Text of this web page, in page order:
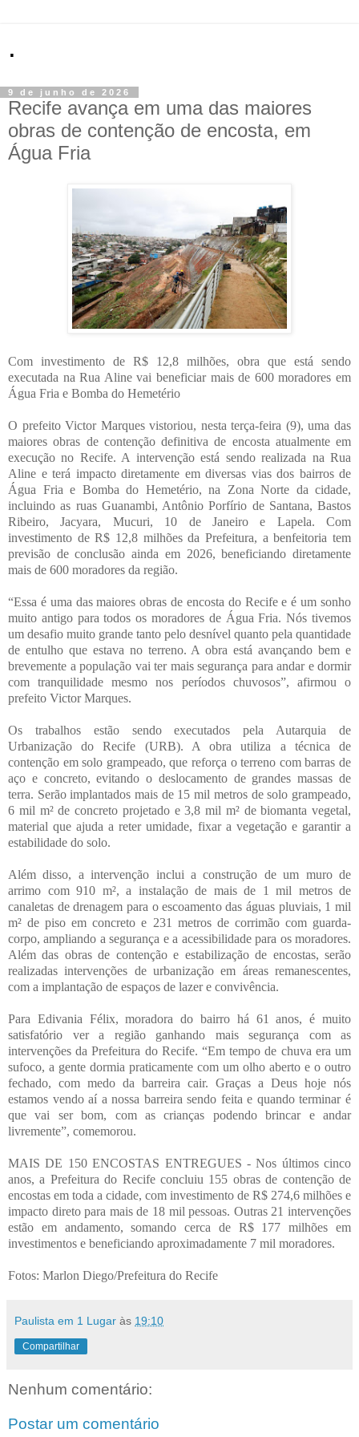
.
9 de junho de 2026
Recife avança em uma das maiores
obras de contenção de encosta, em
Água Fria
Com investimento de R$ 12,8 milhões, obra que está sendo
executada na Rua Aline vai beneficiar mais de 600 moradores em
Água Fria e Bomba do Hemetério
O prefeito Victor Marques vistoriou, nesta terça-feira (9), uma das
maiores obras de contenção definitiva de encosta atualmente em
execução no Recife. A intervenção está sendo realizada na Rua
Aline e terá impacto diretamente em diversas vias dos bairros de
Água Fria e Bomba do Hemetério, na Zona Norte da cidade,
incluindo as ruas Guanambi, Antônio Porfírio de Santana, Bastos
Ribeiro, Jacyara, Mucuri, 10 de Janeiro e Lapela. Com
investimento de R$ 12,8 milhões da Prefeitura, a benfeitoria tem
previsão de conclusão ainda em 2026, beneficiando diretamente
mais de 600 moradores da região.
“Essa é uma das maiores obras de encosta do Recife e é um sonho
muito antigo para todos os moradores de Água Fria. Nós tivemos
um desafio muito grande tanto pelo desnível quanto pela quantidade
de entulho que estava no terreno. A obra está avançando bem e
brevemente a população vai ter mais segurança para andar e dormir
com tranquilidade mesmo nos períodos chuvosos”, afirmou o
prefeito Victor Marques.
Os trabalhos estão sendo executados pela Autarquia de
Urbanização do Recife (URB). A obra utiliza a técnica de
contenção em solo grampeado, que reforça o terreno com barras de
aço e concreto, evitando o deslocamento de grandes massas de
terra. Serão implantados mais de 15 mil metros de solo grampeado,
6 mil m² de concreto projetado e 3,8 mil m² de biomanta vegetal,
material que ajuda a reter umidade, fixar a vegetação e garantir a
estabilidade do solo.
Além disso, a intervenção inclui a construção de um muro de
arrimo com 910 m², a instalação de mais de 1 mil metros de
canaletas de drenagem para o escoamento das águas pluviais, 1 mil
m² de piso em concreto e 231 metros de corrimão com guarda-
corpo, ampliando a segurança e a acessibilidade para os moradores.
Além das obras de contenção e estabilização de encostas, serão
realizadas intervenções de urbanização em áreas remanescentes,
com a implantação de espaços de lazer e convivência.
Para Edivania Félix, moradora do bairro há 61 anos, é muito
satisfatório ver a região ganhando mais segurança com as
intervenções da Prefeitura do Recife. “Em tempo de chuva era um
sufoco, a gente dormia praticamente com um olho aberto e o outro
fechado, com medo da barreira cair. Graças a Deus hoje nós
estamos vendo aí a nossa barreira sendo feita e quando terminar é
que vai ser bom, com as crianças podendo brincar e andar
livremente”, comemorou.
MAIS DE 150 ENCOSTAS ENTREGUES - Nos últimos cinco
anos, a Prefeitura do Recife concluiu 155 obras de contenção de
encostas em toda a cidade, com investimento de R$ 274,6 milhões e
impacto direto para mais de 18 mil pessoas. Outras 21 intervenções
estão em andamento, somando cerca de R$ 177 milhões em
investimentos e beneficiando aproximadamente 7 mil moradores.
Fotos: Marlon Diego/Prefeitura do Recife
Paulista em 1 Lugar às 19:10
Compartilhar
Nenhum comentário:
Postar um comentário